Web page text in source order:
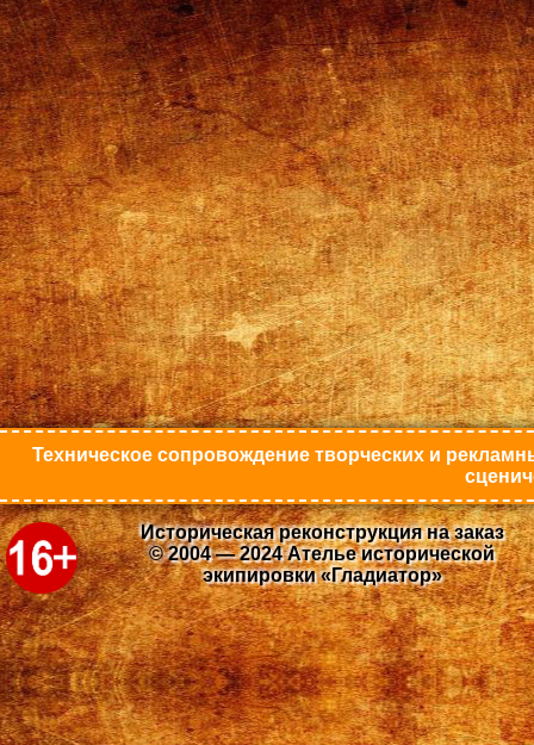
Техническое сопровождение творческих и
Историческая реконструкция на заказ
© 2004 — 2024 Ателье исторической
экипировки «Гладиатор»